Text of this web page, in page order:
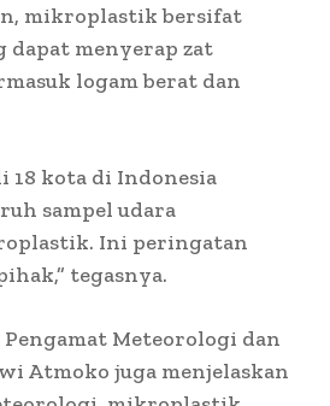
mikroplastik bersifat
dapat menyerap zat
logam berat dan
18 kota di Indonesia
sampel udara
Ini peringatan
tegasnya.
Meteorologi dan
Atmoko juga menjelaskan